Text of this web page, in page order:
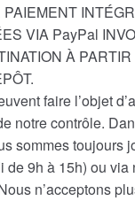
VIA PayPal
À
faire l’objet
notre contrôle.
sommes toujours
9h à 15h) ou
n’acceptons